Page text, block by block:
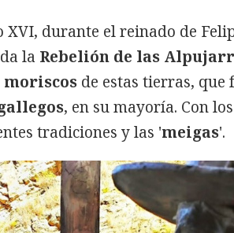
XVI, durante el reinado de
la Rebelión de las
de estas tierras, que
, en su mayoría. Con
tradiciones y las 'meigas'.